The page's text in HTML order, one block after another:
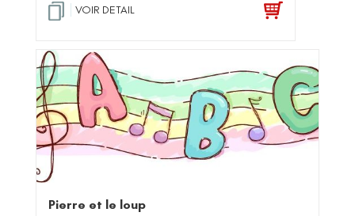
VOIR DETAIL
Pierre et le loup